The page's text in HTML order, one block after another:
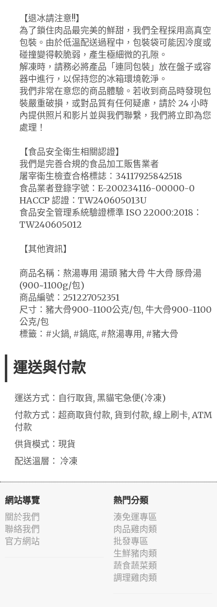
【退冰請注意!!】
為了鎖住肉品最完美的鮮甜，我們全程採用高真空
包裝。由於低溫配送過程中，包裝袋可能因冷度或
碰撞變得較脆弱，產生極細微的孔隙。
解凍時，請務必將產品「連同包裝」放在盤子或容
器中進行，以保持您的冰箱環境乾淨。
我們非常在意您的商品體驗。若收到商品時發現包
裝嚴重破損，或對品質有任何疑慮，請於 24 小時
內提供照片和影片並與我們聯繫，我們將立即為您
處理！
【食品安全衛生相關認證】
我們是完善合規的食品加工販售業者
屠宰衛生檢查合格標誌：34117925842518
食品業者登錄字號：E-200234116-00000-0
HACCP 認證：TW240605013U
食品安全管理系統驗證標準 ISO 22000:2018：
TW240605012
【其他資訊】
商品名稱：熬湯專用 湯頭 豬大骨 牛大骨 豚骨湯
(900~1100g/包)
商品編號：251227052351
尺寸：豬大骨900-1100公克/包, 牛大骨900-1100
公克/包
標籤：#火鍋, #鍋底, #熬湯專用, #豬大骨
運送與付款
運送方式：自行取貨, 黑貓宅急便(冷凍)
付款方式：超商取貨付款, 貨到付款, 線上刷卡, ATM
付款
供貨模式：現貨
配送溫層： 冷凍
網站導覽
關於我們
聯絡我們
官方網站
熱門分類
湊免運專區
肉品雞肉類
批發專區
生鮮豬肉類
蔬食蔬菜類
調理雞肉類